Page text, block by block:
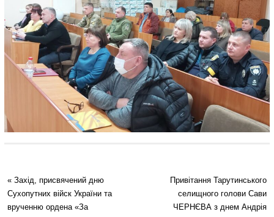
«Захід, присвячений дню
Сухопутних війск України та
врученню ордена «За
Привітання Тарутинського
селищного голови Сави
ЧЕРНЄВА з днем Андрія